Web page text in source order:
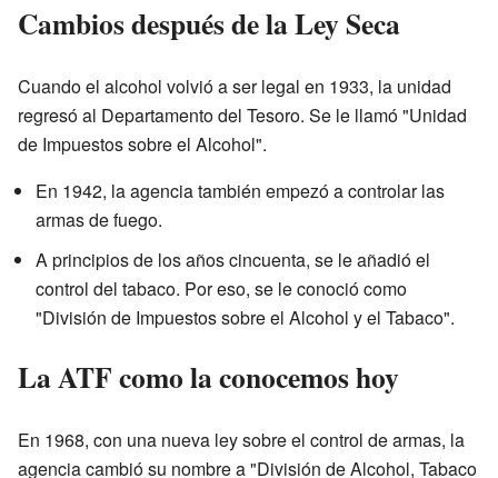
Cambios después de la Ley Seca
Cuando el alcohol volvió a ser legal en 1933, la unidad
regresó al Departamento del Tesoro. Se le llamó "Unidad
de Impuestos sobre el Alcohol".
En 1942, la agencia también empezó a controlar las
armas de fuego.
A principios de los años cincuenta, se le añadió el
control del tabaco. Por eso, se le conoció como
"División de Impuestos sobre el Alcohol y el Tabaco".
La ATF como la conocemos hoy
En 1968, con una nueva ley sobre el control de armas, la
agencia cambió su nombre a "División de Alcohol, Tabaco